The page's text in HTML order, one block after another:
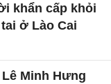
khẩn cấp khỏi
ở Lào Cai
Minh Hưng